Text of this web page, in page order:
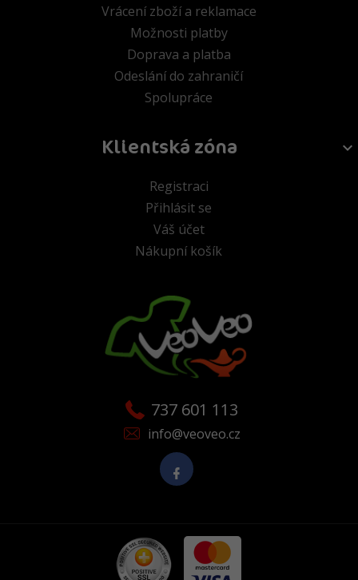
Vrácení zboží a reklamace
Možnosti platby
Doprava a platba
Odeslání do zahraničí
Spolupráce
Klientská zóna
Registraci
Přihlásit se
Váš účet
Nákupní košík
737 601 113
info@veoveo.cz